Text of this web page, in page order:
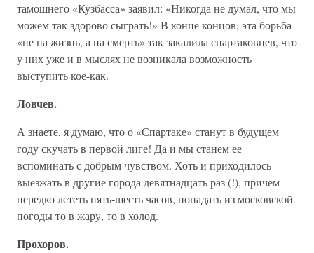
тамошнего «Кузбасса» заявил: «Никогда не думал, что мы
можем так здорово сыграть!» В конце концов, эта борьба
«не на жизнь, а на смерть» так закалила спартаковцев, что
у них уже и в мыслях не возникала возможность
выступить кое-как.
Ловчев.
А знаете, я думаю, что о «Спартаке» станут в будущем
году скучать в первой лиге! Да и мы станем ее
вспоминать с добрым чувством. Хоть и приходилось
выезжать в другие города девятнадцать раз (!), причем
нередко лететь пять-шесть часов, попадать из московской
погоды то в жару, то в холод.
Прохоров.